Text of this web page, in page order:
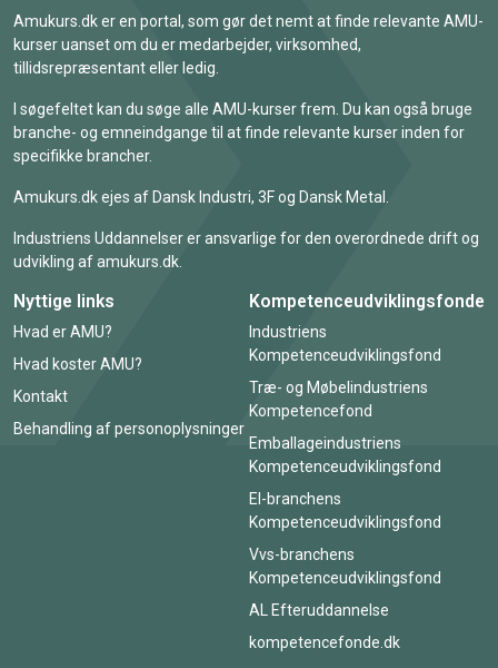
Amukurs.dk er en portal, som gør det nemt at finde relevante AMU-
kurser uanset om du er medarbejder, virksomhed,
tillidsrepræsentant eller ledig.
I søgefeltet kan du søge alle AMU-kurser frem. Du kan også bruge
branche- og emneindgange til at finde relevante kurser inden for
specifikke brancher.
Amukurs.dk ejes af Dansk Industri, 3F og Dansk Metal.
Industriens Uddannelser er ansvarlige for den overordnede drift og
udvikling af amukurs.dk.
Nyttige links
Hvad er AMU?
Hvad koster AMU?
Kontakt
Behandling af personoplysninger
Kompetenceudviklingsfonde
Industriens
Kompetenceudviklingsfond
Træ- og Møbelindustriens
Kompetencefond
Emballageindustriens
Kompetenceudviklingsfond
El-branchens
Kompetenceudviklingsfond
Vvs-branchens
Kompetenceudviklingsfond
AL Efteruddannelse
kompetencefonde.dk